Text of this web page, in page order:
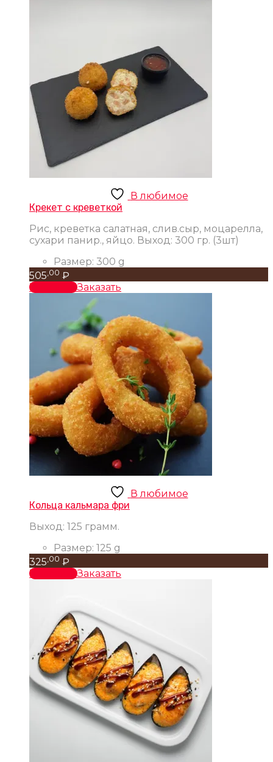
В любимое
Крекет с креветкой
Рис, креветка салатная, слив.сыр, моцарелла,
сухари панир., яйцо. Выход: 300 гр. (3шт)
Размер: 300 g
505 ,00 ₽
В корзинуЗаказать
В любимое
Кольца кальмара фри
Выход: 125 грамм.
Размер: 125 g
325 ,00 ₽
В корзинуЗаказать